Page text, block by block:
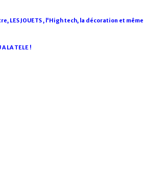
LES JOUETS , l'High tech, la décoration et même
A LA TELE !